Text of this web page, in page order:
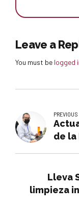
Leave a
You must be logged
PREVIOUS
de la
Lleva
limpieza